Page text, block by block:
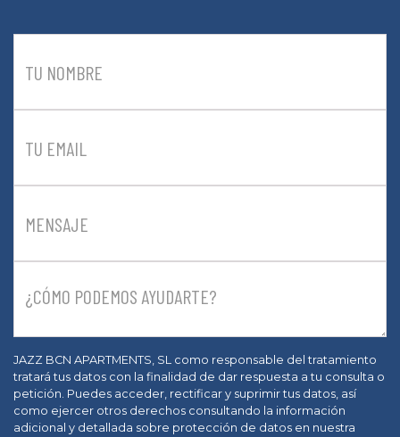
JAZZ BCN APARTMENTS, SL como responsable del tratamiento
tratará tus datos con la finalidad de dar respuesta a tu consulta o
petición. Puedes acceder, rectificar y suprimir tus datos, así
como ejercer otros derechos consultando la información
adicional y detallada sobre protección de datos en nuestra